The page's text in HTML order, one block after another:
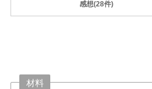
感想(28件)
材料